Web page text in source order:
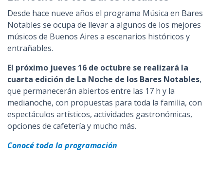
Desde hace nueve años el programa Música en Bares
Notables se ocupa de llevar a algunos de los mejores
músicos de Buenos Aires a escenarios históricos y
entrañables.
El próximo jueves 16 de octubre se realizará la
cuarta edición de La Noche de los Bares Notables,
que permanecerán abiertos entre las 17 h y la
medianoche, con propuestas para toda la familia, con
espectáculos artísticos, actividades gastronómicas,
opciones de cafetería y mucho más.
Conocé toda la programación